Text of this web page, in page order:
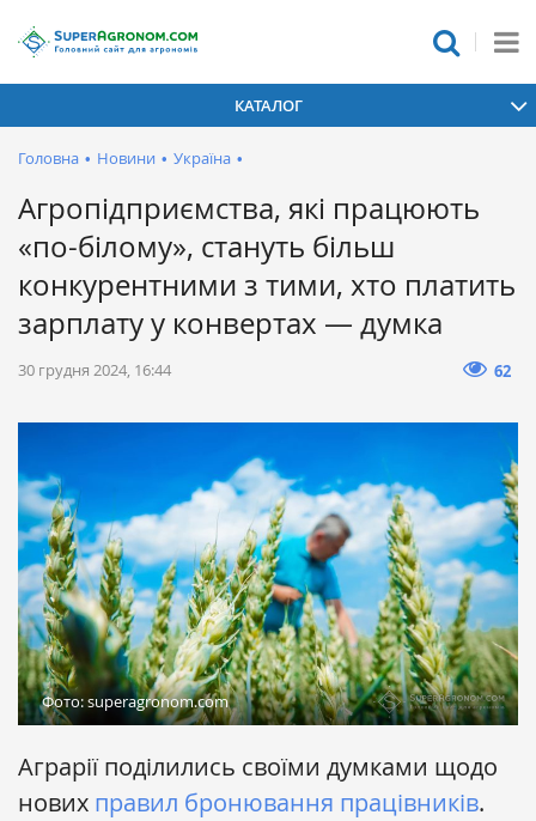
КАТАЛОГ
Головна • Новини • Україна •
Агропідприємства, які працюють
«по-білому», стануть більш
конкурентними з тими, хто платить
зарплату у конвертах — думка
30 грудня 2024, 16:44 62
Фото: superagronom.com
Аграрії поділились своїми думками щодо
нових правил бронювання працівників.